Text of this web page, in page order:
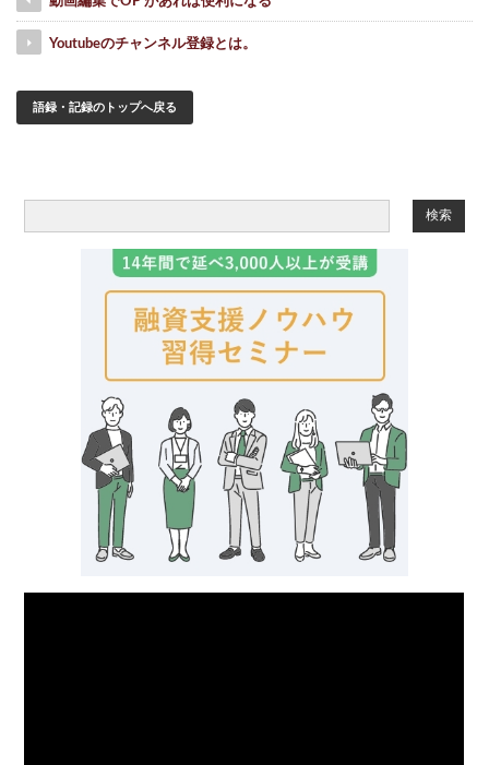
Youtubeのチャンネル登録とは。
語録・記録のトップへ戻る